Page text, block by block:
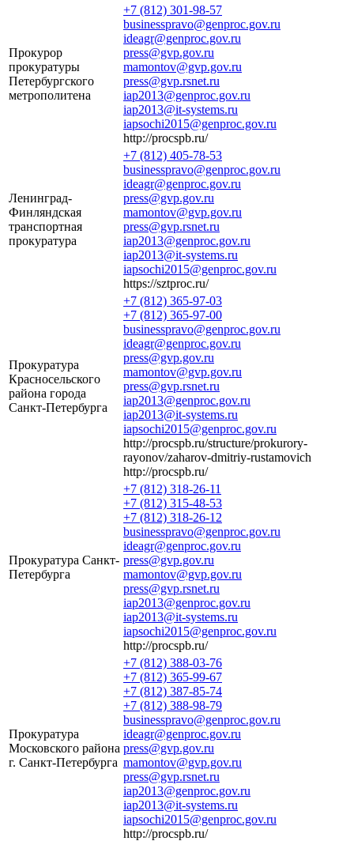
Прокурор
прокуратуры
Петербургского
метрополитена
+7 (812) 301-98-57
businesspravo@genproc.gov.ru
ideagr@genproc.gov.ru
press@gvp.gov.ru
mamontov@gvp.gov.ru
press@gvp.rsnet.ru
iap2013@genproc.gov.ru
iap2013@it-systems.ru
iapsochi2015@genproc.gov.ru
http://procspb.ru/
Ленинград-
Финляндская
транспортная
прокуратура
+7 (812) 405-78-53
businesspravo@genproc.gov.ru
ideagr@genproc.gov.ru
press@gvp.gov.ru
mamontov@gvp.gov.ru
press@gvp.rsnet.ru
iap2013@genproc.gov.ru
iap2013@it-systems.ru
iapsochi2015@genproc.gov.ru
https://sztproc.ru/
Прокуратура
Красносельского
района города
Санкт-Петербурга
+7 (812) 365-97-03
+7 (812) 365-97-00
businesspravo@genproc.gov.ru
ideagr@genproc.gov.ru
press@gvp.gov.ru
mamontov@gvp.gov.ru
press@gvp.rsnet.ru
iap2013@genproc.gov.ru
iap2013@it-systems.ru
iapsochi2015@genproc.gov.ru
http://procspb.ru/structure/prokurory-
rayonov/zaharov-dmitriy-rustamovich
http://procspb.ru/
Прокуратура Санкт-
Петербурга
+7 (812) 318-26-11
+7 (812) 315-48-53
+7 (812) 318-26-12
businesspravo@genproc.gov.ru
ideagr@genproc.gov.ru
press@gvp.gov.ru
mamontov@gvp.gov.ru
press@gvp.rsnet.ru
iap2013@genproc.gov.ru
iap2013@it-systems.ru
iapsochi2015@genproc.gov.ru
http://procspb.ru/
Прокуратура
Московского района
г. Санкт-Петербурга
+7 (812) 388-03-76
+7 (812) 365-99-67
+7 (812) 387-85-74
+7 (812) 388-98-79
businesspravo@genproc.gov.ru
ideagr@genproc.gov.ru
press@gvp.gov.ru
mamontov@gvp.gov.ru
press@gvp.rsnet.ru
iap2013@genproc.gov.ru
iap2013@it-systems.ru
iapsochi2015@genproc.gov.ru
http://procspb.ru/